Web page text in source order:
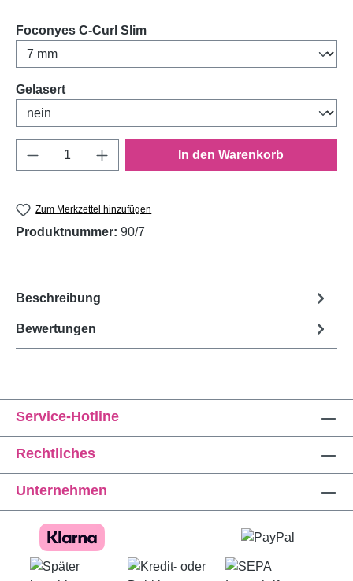
Foconyes C-Curl Slimauswählen
Gelasertauswählen
Produkt Anzahl: Gib den gewünschten
In den Warenkorb
Zum Merkzettel hinzufügen
Produktnummer: 90/7
Beschreibung
Bewertungen
Service-Hotline
Rechtliches
Unternehmen